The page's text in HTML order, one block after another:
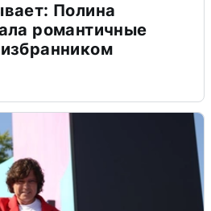
Полина
романтичные